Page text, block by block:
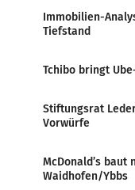
Immobilien-
Tiefstand
Tchibo bringt
Stiftungsrat
Vorwürfe
McDonald’s baut
Waidhofen/Ybbs